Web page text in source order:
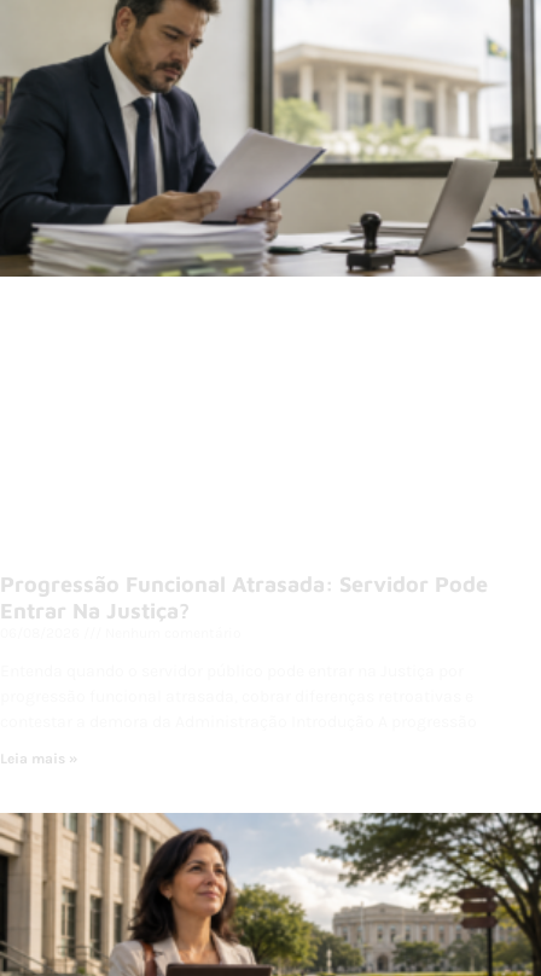
Progressão Funcional Atrasada: Servidor Pode
Entrar Na Justiça?
Leia mais »